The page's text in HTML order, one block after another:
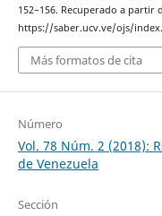
152–156. Recuperado a partir
https://saber.ucv.ve/ojs/
Más formatos de cita
Número
Vol. 78 Núm. 2 (2018):
de Venezuela
Sección